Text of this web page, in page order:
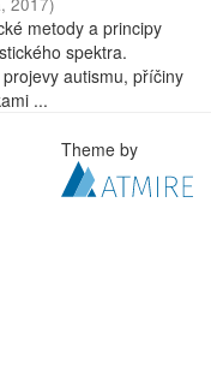
metody a principy
spektra.
autismu, příčiny
...
Theme by